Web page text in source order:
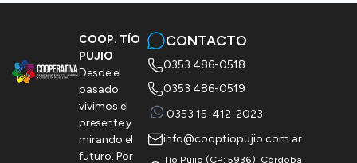
COOP. TÍO
PUJIO
Desde el
pasado
vivimos el
presente y
mirando el
futuro. Por
CONTACTO
0353 486-0518
0353 486-0519
0353 15-412-2023
info@cooptiopujio.com.ar
Tío Pujio (CP: 5936), Córdoba